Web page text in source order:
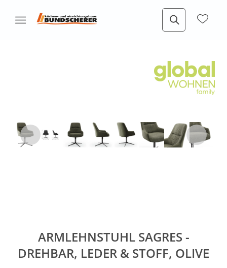
ARMLEHNSTUHL SAGRES -
DREHBAR, LEDER & STOFF, OLIVE